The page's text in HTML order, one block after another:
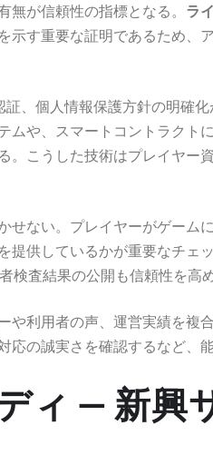
が信頼性の指標となる。 ラ
す重要な証明であるため、
、個人情報保護方針の明確
ムや、スマートコントラクト
。こうした技術はプレイヤー
せない。プレイヤーがゲーム
提供しているかが重要なチェ
査結果の公開も信頼性を高
や利用者の声、運営実績を複
の誠実さを確認するなど、
ィ — 新興